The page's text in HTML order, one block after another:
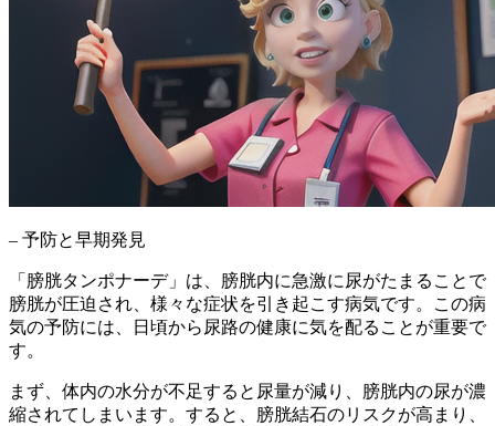
– 予防と早期発見
「膀胱タンポナーデ」は、膀胱内に急激に尿がたまることで
膀胱が圧迫され、様々な症状を引き起こす病気です。この病
気の予防には、日頃から尿路の健康に気を配ることが重要で
す。
まず、 体内の水分が不足すると尿量が減り、膀胱内の尿が濃
縮されてしまいます。すると、膀胱結石のリスクが高まり、